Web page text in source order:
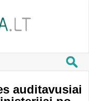
auditavusiai